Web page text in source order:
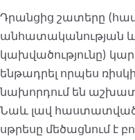
Դրանցից շատերը
անհատականության
կախվածությունը)
ենթադրել որպես
նախորդում են
Նաև լավ հաստատված
սթրեսը մեծացնում է